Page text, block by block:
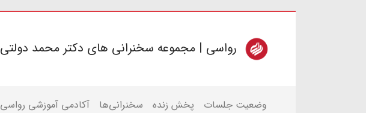
رواسی | مجموعه سخنرانی های دکتر محمد دولتی
وضعیت جلسات پخش زنده سخنرانی‌ها آکادمی آموزشی رواسی